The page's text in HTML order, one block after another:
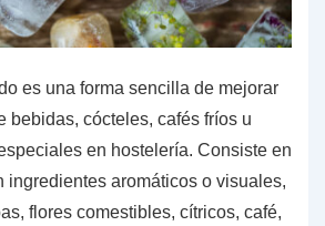
es una forma sencilla de mejorar
bebidas, cócteles, cafés fríos u
en hostelería. Consiste en
ingredientes aromáticos o visuales,
flores comestibles, cítricos, café,